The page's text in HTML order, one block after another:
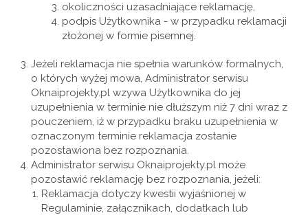
okoliczności uzasadniające reklamację,
podpis Użytkownika - w przypadku reklamacji
złożonej w formie pisemnej.
Jeżeli reklamacja nie spełnia warunków formalnych,
o których wyżej mowa, Administrator serwisu
Oknaiprojekty.pl wzywa Użytkownika do jej
uzupełnienia w terminie nie dłuższym niż 7 dni wraz z
pouczeniem, iż w przypadku braku uzupełnienia w
oznaczonym terminie reklamacja zostanie
pozostawiona bez rozpoznania.
Administrator serwisu Oknaiprojekty.pl może
pozostawić reklamację bez rozpoznania, jeżeli:
Reklamacja dotyczy kwestii wyjaśnionej w
Regulaminie, załącznikach, dodatkach lub